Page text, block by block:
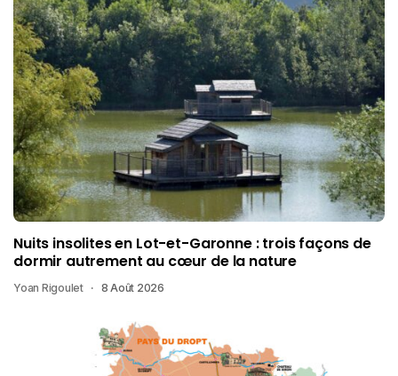
Nuits insolites en Lot-et-Garonne : trois façons de
dormir autrement au cœur de la nature
Yoan Rigoulet 8 Août 2026